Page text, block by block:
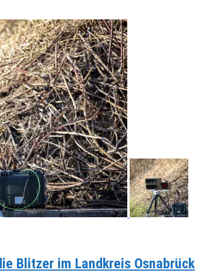
Blitzer im Landkreis Osnabrück